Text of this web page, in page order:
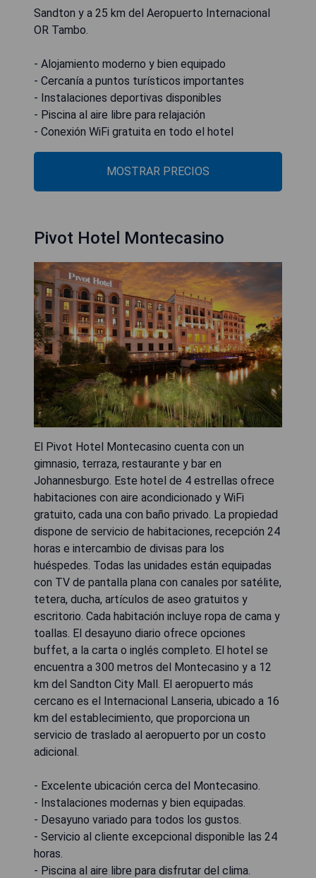
Sandton y a 25 km del Aeropuerto Internacional
OR Tambo.
- Alojamiento moderno y bien equipado
- Cercanía a puntos turísticos importantes
- Instalaciones deportivas disponibles
- Piscina al aire libre para relajación
- Conexión WiFi gratuita en todo el hotel
MOSTRAR PRECIOS
Pivot Hotel Montecasino
El Pivot Hotel Montecasino cuenta con un
gimnasio, terraza, restaurante y bar en
Johannesburgo. Este hotel de 4 estrellas ofrece
habitaciones con aire acondicionado y WiFi
gratuito, cada una con baño privado. La propiedad
dispone de servicio de habitaciones, recepción 24
horas e intercambio de divisas para los
huéspedes. Todas las unidades están equipadas
con TV de pantalla plana con canales por satélite,
tetera, ducha, artículos de aseo gratuitos y
escritorio. Cada habitación incluye ropa de cama y
toallas. El desayuno diario ofrece opciones
buffet, a la carta o inglés completo. El hotel se
encuentra a 300 metros del Montecasino y a 12
km del Sandton City Mall. El aeropuerto más
cercano es el Internacional Lanseria, ubicado a 16
km del establecimiento, que proporciona un
servicio de traslado al aeropuerto por un costo
adicional.
- Excelente ubicación cerca del Montecasino.
- Instalaciones modernas y bien equipadas.
- Desayuno variado para todos los gustos.
- Servicio al cliente excepcional disponible las 24
horas.
- Piscina al aire libre para disfrutar del clima.